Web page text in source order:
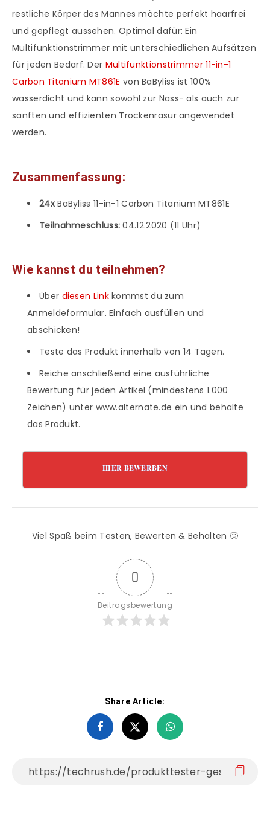
restliche Körper des Mannes möchte perfekt haarfrei
und gepflegt aussehen. Optimal dafür: Ein
Multifunktionstrimmer mit unterschiedlichen Aufsätzen
für jeden Bedarf. Der Multifunktionstrimmer 11-in-1
Carbon Titanium MT861E von BaByliss ist 100%
wasserdicht und kann sowohl zur Nass- als auch zur
sanften und effizienten Trockenrasur angewendet
werden.
Zusammenfassung:
24xBaByliss 11-in-1 Carbon Titanium MT861E
Teilnahmeschluss:04.12.2020 (11 Uhr)
Wie kannst du teilnehmen?
Über diesen Linkkommst du zum
Anmeldeformular. Einfach ausfüllen und
abschicken!
Teste das Produkt innerhalb von 14 Tagen.
Reiche anschließend eine ausführliche
Bewertung für jeden Artikel (mindestens 1.000
Zeichen) unter www.alternate.de ein und behalte
das Produkt.
HIER BEWERBEN
Viel Spaß beim Testen, Bewerten & Behalten 🙂
0
Beitragsbewertung
Share Article: